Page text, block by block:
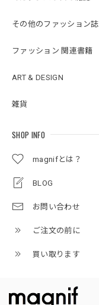
その他のファッション誌
ファッション 関連書籍
ART & DESIGN
雑貨
SHOP INFO
magnifとは？
BLOG
お問い合わせ
ご注文の前に
買い取ります